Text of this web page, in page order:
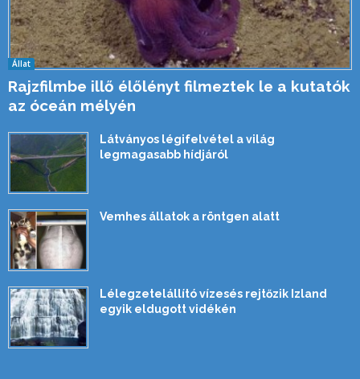
Állat
Rajzfilmbe illő élőlényt filmeztek le a kutatók
az óceán mélyén
Látványos légifelvétel a világ
legmagasabb hídjáról
Vemhes állatok a röntgen alatt
Lélegzetelállító vízesés rejtőzik Izland
egyik eldugott vidékén